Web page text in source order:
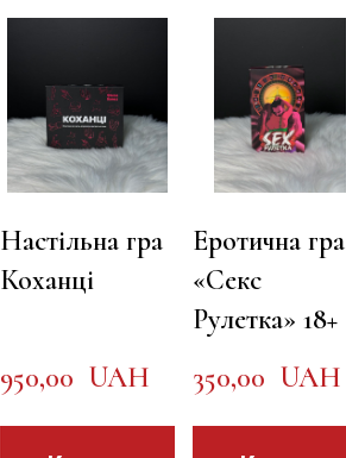
Настільна гра
Коханці
950,00  UAH
Еротична гра
«Секс
Рулетка» 18+
350,00  UAH